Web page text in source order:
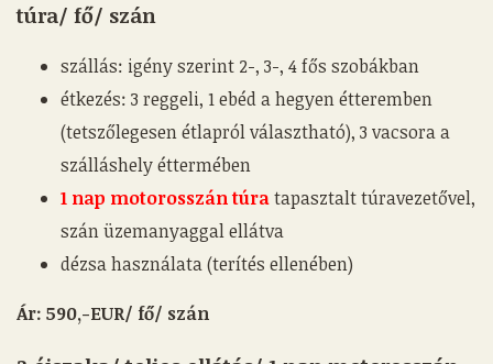
túra/ fő/ szán
szállás: igény szerint 2-, 3-, 4 fős szobákban
étkezés: 3 reggeli, 1 ebéd a hegyen étteremben
(tetszőlegesen étlapról választható), 3 vacsora a
szálláshely éttermében
1 nap motorosszán túratapasztalt túravezetővel,
szán üzemanyaggal ellátva
dézsa használata (terítés ellenében)
Ár: 590,-EUR/ fő/ szán